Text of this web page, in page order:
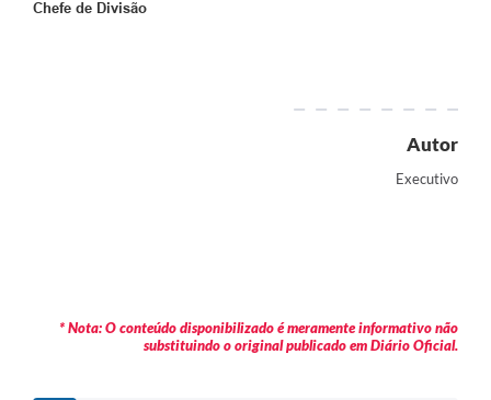
Chefe de Divisão
Autor
Executivo
* Nota: O conteúdo disponibilizado é meramente informativo não
substituindo o original publicado em Diário Oficial.